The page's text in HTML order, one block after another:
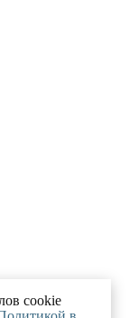
cookie